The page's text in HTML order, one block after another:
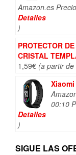
Amazon.es
Detalles
)
PROTECTOR
CRISTAL
1,59€ (a partir
00:10
Detalles
)
SIGUE LAS